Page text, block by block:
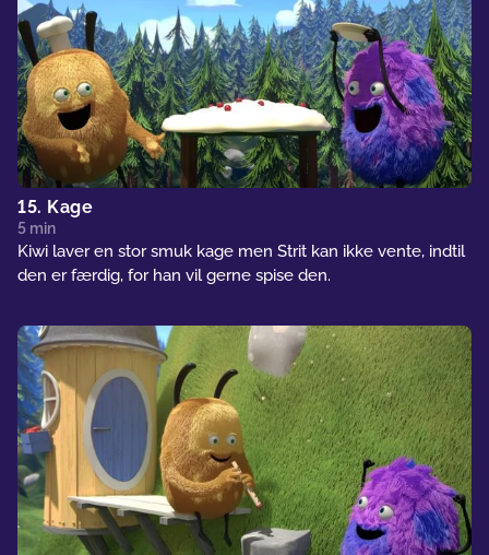
15. Kage
5 min
Kiwi laver en stor smuk kage men Strit kan ikke vente, indtil
den er færdig, for han vil gerne spise den.